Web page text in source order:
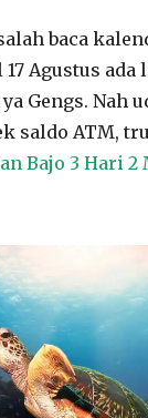
baca
Agustus ada
Gengs. Nah
saldo ATM,
Bajo 3 Hari 2